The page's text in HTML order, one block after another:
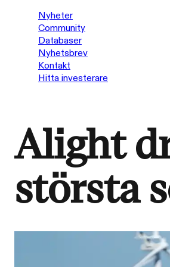
Nyheter
Community
Databaser
Nyhetsbrev
Kontakt
Hitta investerare
Alight
största